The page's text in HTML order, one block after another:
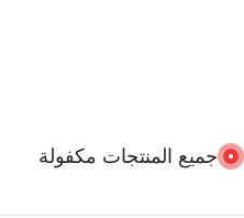
جميع المنتجات مكفولة